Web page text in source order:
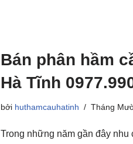
Bán phân hầm
Hà Tĩnh
bởi huthamcauhatinh Tháng
Trong những năm gần đây nhu